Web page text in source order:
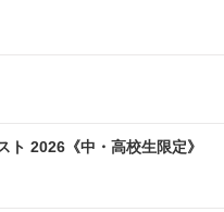
ト 2026《中・高校生限定》